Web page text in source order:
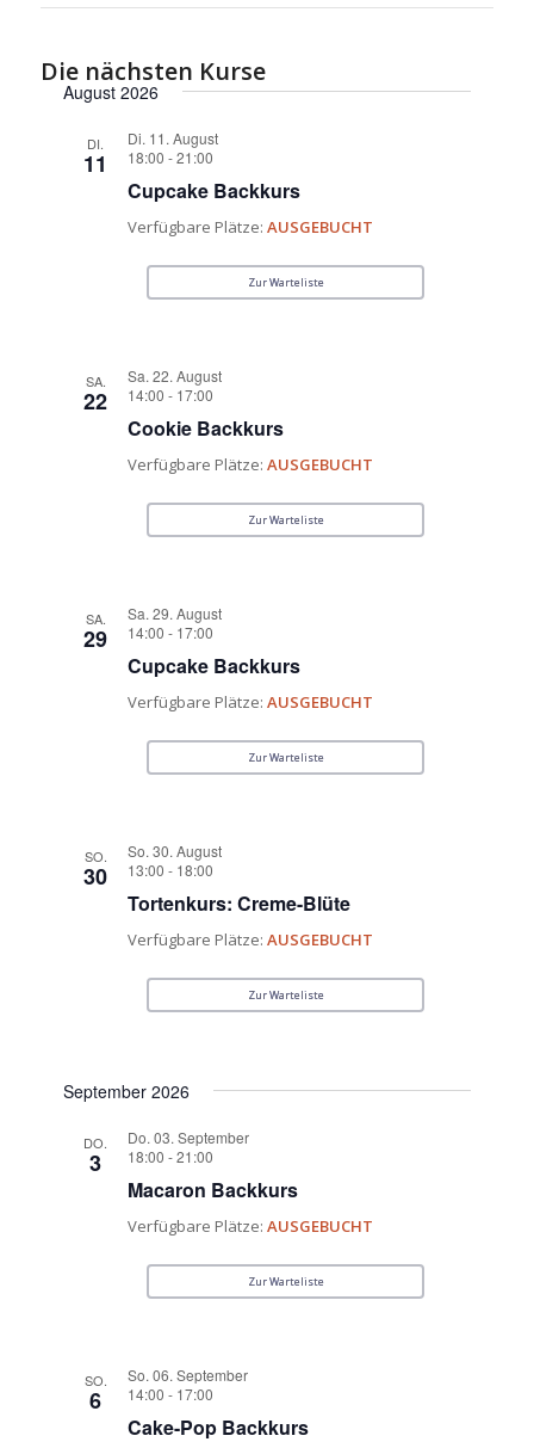
Die nächsten Kurse
August 2026
DI.
11
Di. 11. August
18:00 -21:00
Cupcake Backkurs
Verfügbare Plätze:AUSGEBUCHT
Zur Warteliste
SA.
22
Sa. 22. August
14:00 - 17:00
Cookie Backkurs
Verfügbare Plätze:AUSGEBUCHT
Zur Warteliste
SA.
29
Sa. 29. August
14:00 - 17:00
Cupcake Backkurs
Verfügbare Plätze:AUSGEBUCHT
Zur Warteliste
SO.
30
So. 30. August
13:00 - 18:00
Tortenkurs: Creme-Blüte
Verfügbare Plätze:AUSGEBUCHT
Zur Warteliste
September 2026
DO.
3
Do. 03. September
18:00 -21:00
Macaron Backkurs
Verfügbare Plätze:AUSGEBUCHT
Zur Warteliste
SO.
6
So. 06. September
14:00 - 17:00
Cake-Pop Backkurs